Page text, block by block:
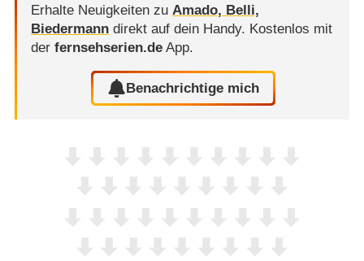
Erhalte Neuigkeiten zu Amado, Belli,
Biedermanndirekt auf dein Handy. Kostenlos mit
der fernsehserien.deApp.
Benachrichtige mich